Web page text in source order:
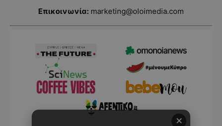
Επικοινωνία: marketing@oloimedia.com
✕